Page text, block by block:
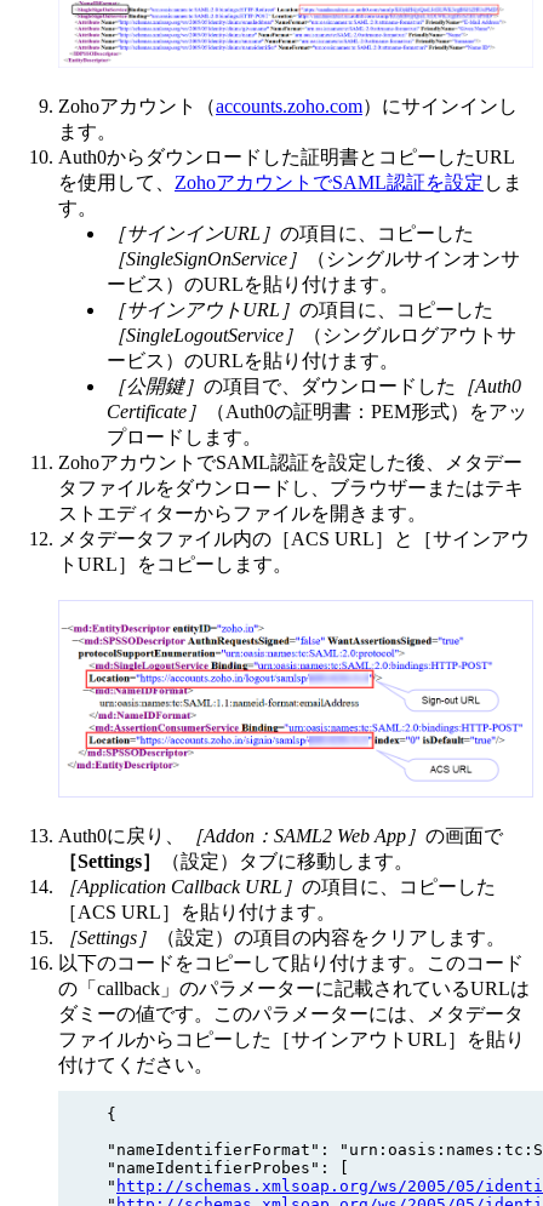
Zohoアカウント（accounts.zoho.com）にサインインし
ます。
Auth0からダウンロードした証明書とコピーしたURL
を使用して、 ZohoアカウントでSAML認証を設定 しま
す。
［サインインURL］ の項目に、コピーした
［SingleSignOnService］
（シングルサインオンサ
ービス）のURLを貼り付けます。
［サインアウトURL］ の項目に、コピーした
［SingleLogoutService］
（シングルログアウトサ
ービス）のURLを貼り付けます。
［公開鍵］ の項目で、ダウンロードした
［Auth0
Certificate］
（Auth0の証明書：PEM形式）をアッ
プロードします。
ZohoアカウントでSAML認証を設定した後、メタデー
タファイルをダウンロードし、ブラウザーまたはテキ
ストエディターからファイルを開きます。
メタデータファイル内の［ACS URL］と［サインアウ
トURL］をコピーします。
Auth0に戻り、 ［Addon：SAML2 Web App］ の画面で
［Settings］
（設定）タブに移動します。
［Application Callback URL］ の項目に、コピーした
［ACS URL］を貼り付けます。
［Settings］
（設定）の項目の内容をクリアします。
以下のコードをコピーして貼り付けます。このコード
の「callback」のパラメーターに記載されているURLは
ダミーの値です。このパラメーターには、メタデータ
ファイルからコピーした［サインアウトURL］を貼り
付けてください。
{
"nameIdentifierFormat":
"nameIdentifierProbes": [
" http://schemas.xmlsoap.org/ws/2005/05/